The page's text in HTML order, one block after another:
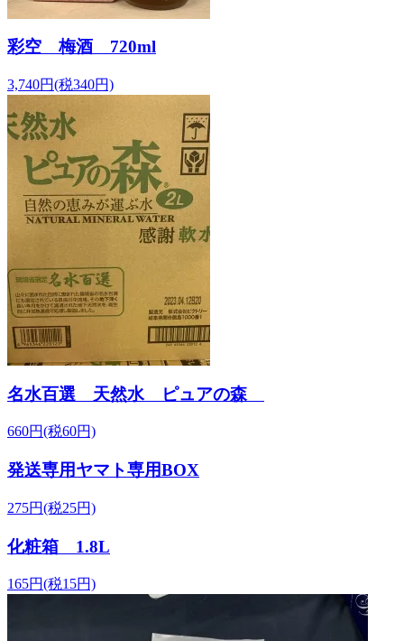
彩空 梅酒 720ml
3,740円(税340円)
名水百選 天然水 ピュアの森
660円(税60円)
発送専用ヤマト専用BOX
275円(税25円)
化粧箱 1.8L
165円(税15円)